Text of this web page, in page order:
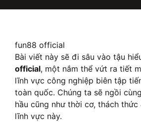
fun88 official
Bài viết này sẽ đi sâu vào tậu
official, một nắm thể vứt ra tiết
lĩnh vực công nghiệp biên tập
toàn quốc. Chúng ta sẽ ngồi
hầu cũng như thời cơ, thách thức
lĩnh vực này.